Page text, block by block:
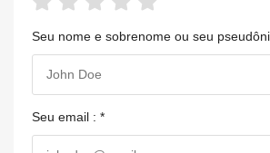
Seu nome e sobrenome ou seu
Seu email : *